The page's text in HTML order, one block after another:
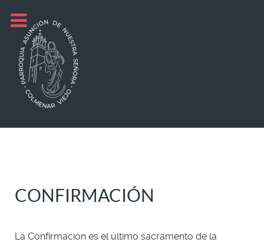
CONFIRMACIÓN
La Confirmación es el último sacramento de la